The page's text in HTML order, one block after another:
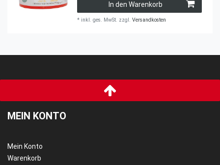
In den Warenkorb
* inkl. ges. MwSt. zzgl.Versandkosten
MEIN KONTO
Mein Konto
Warenkorb